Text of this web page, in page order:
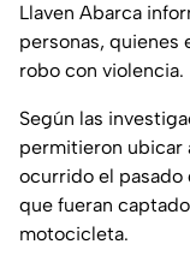
Llaven Abarca
personas, quienes
robo con violencia.
Según las
permitieron ubicar
ocurrido el pasado
que fueran
motocicleta.